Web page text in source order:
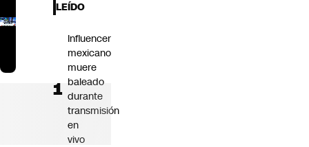
LEÍDO
Influencer
mexicano
muere
baleado
durante
transmisión
en
vivo